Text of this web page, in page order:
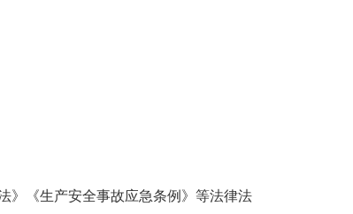
《生产安全事故应急条例》等法律法